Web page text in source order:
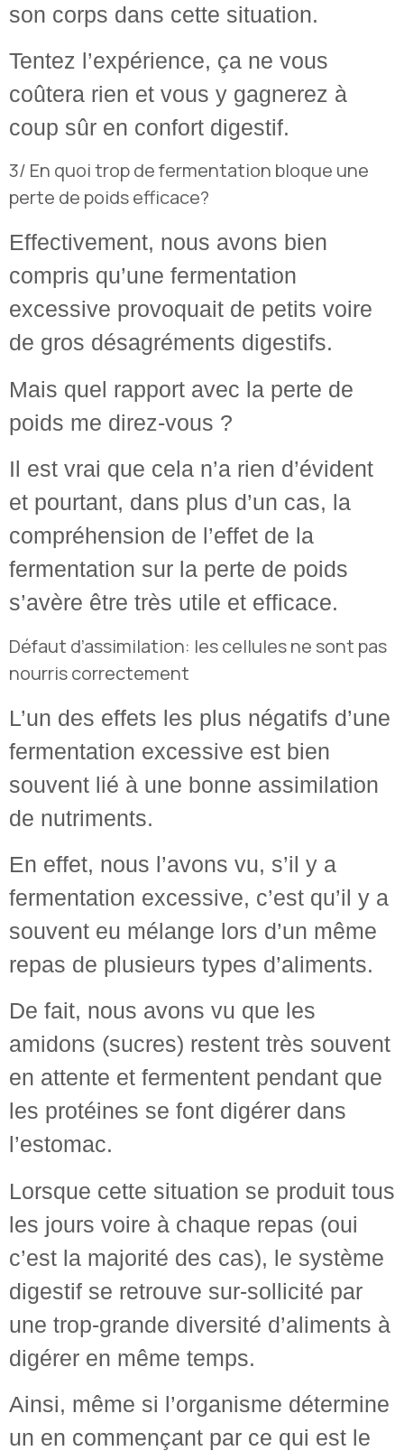
son corps dans cette situation.
Tentez l’expérience, ça ne vous
coûtera rien et vous y gagnerez à
coup sûr en confort digestif.
3/ En quoi trop de fermentation bloque une
perte de poids efficace?
Effectivement, nous avons bien
compris qu’une fermentation
excessive provoquait de petits voire
de gros désagréments digestifs.
Mais quel rapport avec la perte de
poids me direz-vous ?
Il est vrai que cela n’a rien d’évident
et pourtant, dans plus d’un cas, la
compréhension de l’effet de la
fermentation sur la perte de poids
s’avère être très utile et efficace.
Défaut d’assimilation: les cellules ne sont pas
nourris correctement
L’un des effets les plus négatifs d’une
fermentation excessive est bien
souvent lié à une bonne assimilation
de nutriments.
En effet, nous l’avons vu, s’il y a
fermentation excessive, c’est qu’il y a
souvent eu mélange lors d’un même
repas de plusieurs types d’aliments.
De fait, nous avons vu que les
amidons (sucres) restent très souvent
en attente et fermentent pendant que
les protéines se font digérer dans
l’estomac.
Lorsque cette situation se produit tous
les jours voire à chaque repas (oui
c’est la majorité des cas), le système
digestif se retrouve sur-sollicité par
une trop-grande diversité d’aliments à
digérer en même temps.
Ainsi, même si l’organisme détermine
un en commençant par ce qui est le